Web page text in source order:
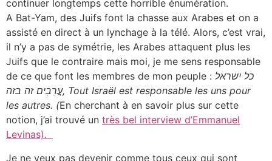
continuer longtemps cette horrible énumération.
A Bat-Yam, des Juifs font la chasse aux Arabes et on a
assisté en direct à un lynchage à la télé. Alors, c’est vrai,
il n’y a pas de symétrie, les Arabes attaquent plus les
Juifs que le contraire mais moi, je me sens responsable
de ce que font les membres de mon peuple : כל ישראל
עֲרֵבִים זה בזה, Tout Israël est responsable les uns pour
les autres. (En cherchant à en savoir plus sur cette
notion, j’ai trouvé un très bel interview d’Emmanuel
Levinas).
Je ne veux pas devenir comme tous ceux qui sont